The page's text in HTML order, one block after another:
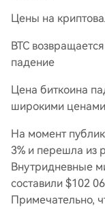
Цены на
BTC
падение
Цена биткоина
широкими ценами
На момент
3% и перешла из
Внутридневные
составили $102
Примечательно,